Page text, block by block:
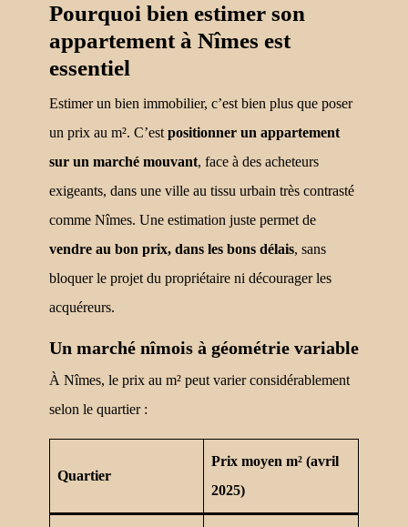
Pourquoi bien estimer son
appartement à Nîmes est
essentiel
Estimer un bien immobilier, c’est bien plus que poser
un prix au m². C’est positionner un appartement
sur un marché mouvant, face à des acheteurs
exigeants, dans une ville au tissu urbain très contrasté
comme Nîmes. Une estimation juste permet de
vendre au bon prix, dans les bons délais, sans
bloquer le projet du propriétaire ni décourager les
acquéreurs.
Un marché nîmois à géométrie variable
À Nîmes, le prix au m² peut varier considérablement
selon le quartier :
Quartier
Prix moyen m² (avril
2025)